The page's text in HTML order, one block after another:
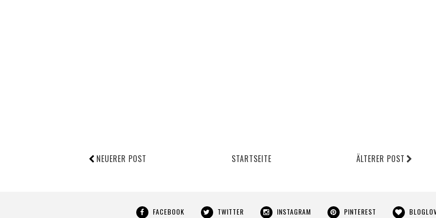
NEUERER POST ÄLTERER POST
STARTSEITE
FACEBOOK TWITTER INSTAGRAM PINTEREST